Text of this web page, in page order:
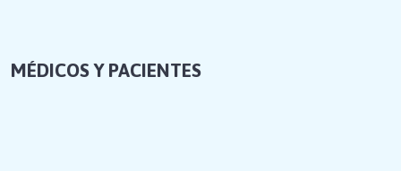
MÉDICOS Y PACIENTES